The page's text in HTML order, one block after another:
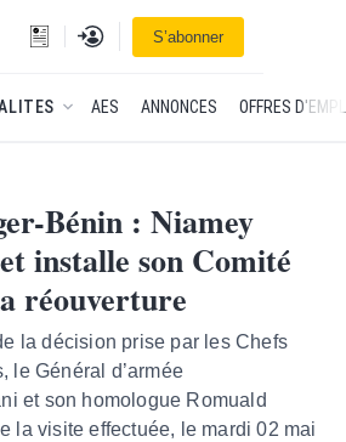
à la une
Se connecterS’abonner
DE L'ESSOR
AES ANNONCES OFFRES
Bénin : Niamey
installe son Comité
réouverture
la décision prise par les Chefs
le Général d’armée
et son homologue Romuald
la visite effectuée, le mardi 02 mai